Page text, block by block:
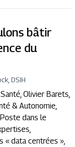
bâtir
du
DSIH
Olivier Barets,
& Autonomie,
dans le
« data centrées »,